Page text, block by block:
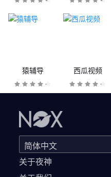
猿辅导 西瓜视频
关于夜神